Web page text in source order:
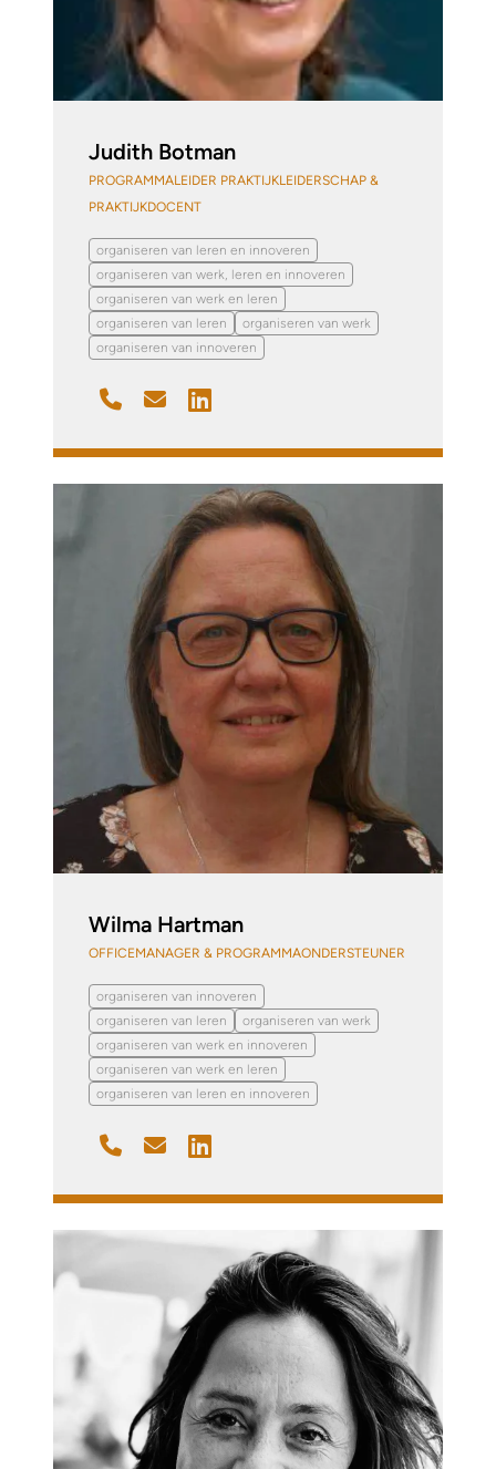
Judith Botman
PROGRAMMALEIDER PRAKTIJKLEIDERSCHAP &
PRAKTIJKDOCENT
organiseren van leren en innoveren
organiseren van werk, leren en innoveren
organiseren van werk en leren
organiseren van leren
organiseren van werk
organiseren van innoveren
Wilma Hartman
OFFICEMANAGER & PROGRAMMAONDERSTEUNER
organiseren van innoveren
organiseren van leren
organiseren van werk
organiseren van werk en innoveren
organiseren van werk en leren
organiseren van leren en innoveren